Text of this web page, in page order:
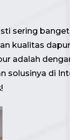
sering banget
kualitas
adalah
solusinya di